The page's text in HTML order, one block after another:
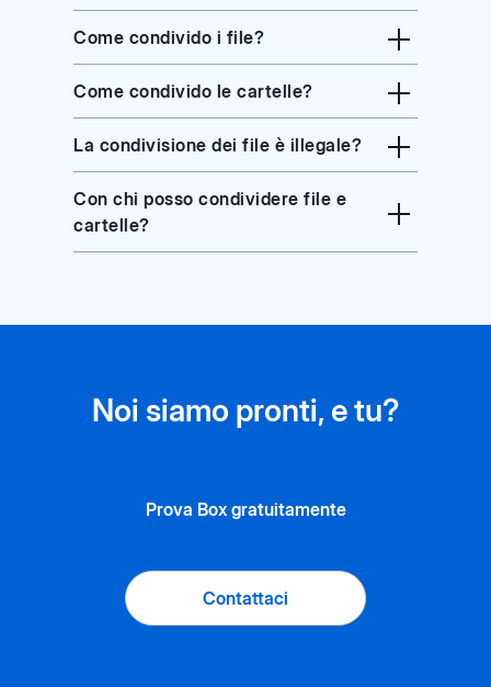
Come condivido i file?
Come condivido le cartelle?
La condivisione dei file è illegale?
Con chi posso condividere file e
cartelle?
Noi siamo pronti, e tu?
Prova Box gratuitamente
Contattaci